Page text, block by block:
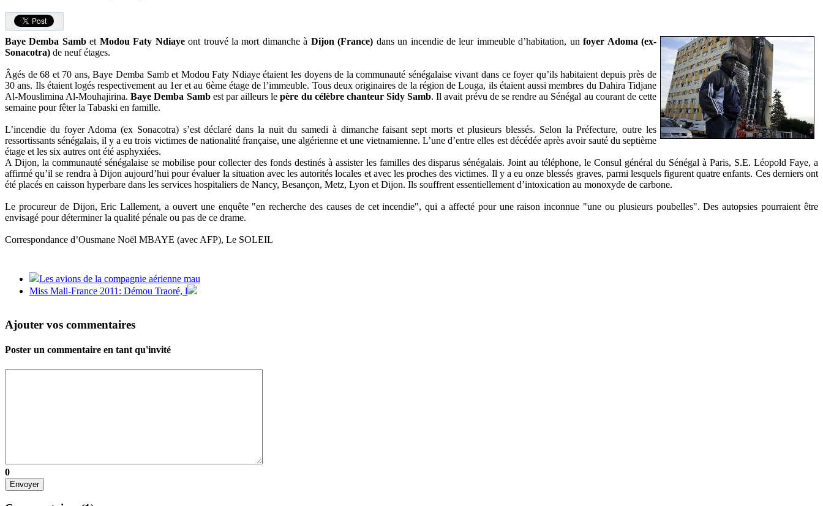
Baye Demba Sambet Modou Faty Ndiayeont trouvé la mort dimanche à Dijon (France) dans un incendie de leur immeuble d’habitation, unfoyer Adoma (ex-
Sonacotra) de neuf étages.
Âgés de 68 et 70 ans, Baye Demba Samb et Modou Faty Ndiaye étaient les doyens de la communauté sénégalaise vivant dans ce foyer qu’ils habitaient depuis près de
30 ans. Ils étaient logés respectivement au 1er et au 6ème étage de l’immeuble. Tous deux originaires de la région de Louga, ils étaient aussi membres du Dahira Tidjane
Al-Mouslimina Al-Mouhajirina.Baye Demba Sambest par ailleurs lepère du célèbre chanteur Sidy Samb. Il avait prévu de se rendre au Sénégal au courant de cette
semaine pour fêter la Tabaski en famille.
L’incendie du foyer Adoma (ex Sonacotra) s’est déclaré dans la nuit du samedi à dimanche faisant sept morts et plusieurs blessés. Selon la Préfecture, outre les
ressortissants sénégalais, il y a eu trois victimes de nationalité française, une algérienne et une vietnamienne. L’une d’entre elles est décédée après avoir sauté du septième
étage et les six autres ont été asphyxiées.
A Dijon, la communauté sénégalaise se mobilise pour collecter des fonds destinés à assister les familles des disparus sénégalais. Joint au téléphone, le Consul général du Sénégal à Paris, S.E. Léopold Faye, a
affirmé qu’il se rendra à Dijon aujourd’hui pour évaluer la situation avec les autorités locales et avec les proches des victimes. Il y a eu onze blessés graves, parmi lesquels figurent quatre enfants. Ces derniers ont
été placés en caisson hyperbare dans les services hospitaliers de Nancy, Besançon, Metz, Lyon et Dijon. Ils souffrent essentiellement d’intoxication au monoxyde de carbone.
Le procureur de Dijon, Eric Lallement, a ouvert une enquête "en recherche des causes de cet incendie", qui a affecté pour une raison inconnue "une ou plusieurs poubelles". Des autopsies pourraient être
envisagé pour déterminer la qualité pénale ou pas de ce drame.
Correspondance d’Ousmane Noël MBAYE (avec AFP), Le SOLEIL
Les avions de la compagnie aérienne mau
Miss Mali-France 2011: Démou Traoré, l
Ajouter vos commentaires
Poster un commentaire en tant qu'invité
0
Envoyer